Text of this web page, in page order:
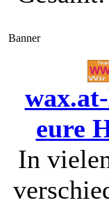
Banner
eure
In